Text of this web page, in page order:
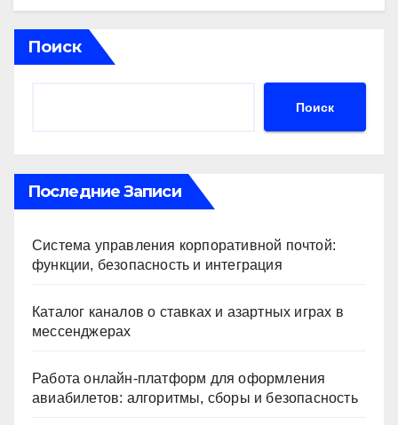
at
s
A
e
gr
a
er
n
р
ть
Поиск
Поиск
Последние Записи
Система управления корпоративной почтой:
функции, безопасность и интеграция
Каталог каналов о ставках и азартных играх в
мессенджерах
Работа онлайн‑платформ для оформления
авиабилетов: алгоритмы, сборы и безопасность